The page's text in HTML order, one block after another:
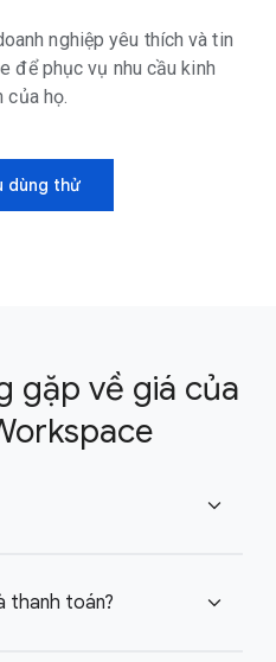
nghiệp yêu thích và tin
để phục vụ nhu cầu kinh
của họ.
dùng thử
gặp về giá của
expand_more
thanh toán? expand_more